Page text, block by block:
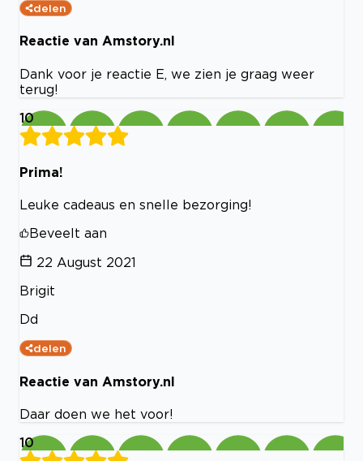
delen
Reactie van Amstory.nl
Dank voor je reactie E, we zien je graag weer
terug!
10
Prima!
Leuke cadeaus en snelle bezorging!
Beveelt aan
22 August 2021
Brigit
Dd
delen
Reactie van Amstory.nl
Daar doen we het voor!
10